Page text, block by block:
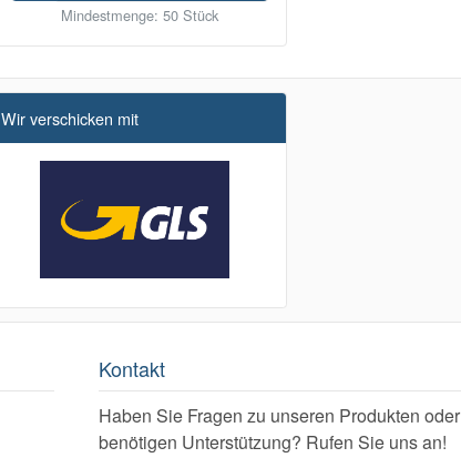
Mindestmenge: 50 Stück
Wir verschicken mit
Kontakt
Haben Sie Fragen zu unseren Produkten oder
benötigen Unterstützung? Rufen Sie uns an!